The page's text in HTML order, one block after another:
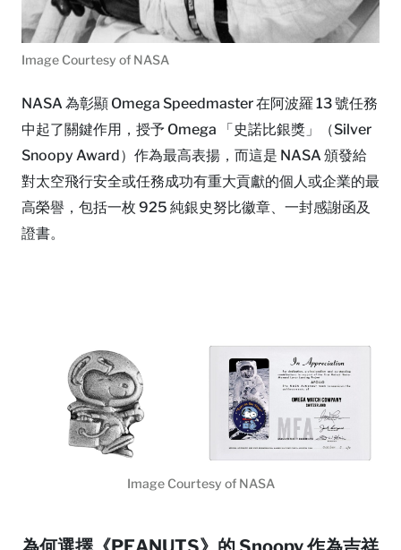
Image Courtesy of NASA
NASA 為彰顯 Omega Speedmaster 在阿波羅 13 號任務
中起了關鍵作用，授予 Omega 「史諾比銀獎」（Silver
Snoopy Award）作為最高表揚，而這是 NASA 頒發給
對太空飛行安全或任務成功有重大貢獻的個人或企業的最
高榮譽，包括一枚 925 純銀史努比徽章、一封感謝函及
證書。
Image Courtesy of NASA